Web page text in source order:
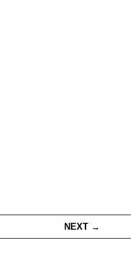
NEXT →